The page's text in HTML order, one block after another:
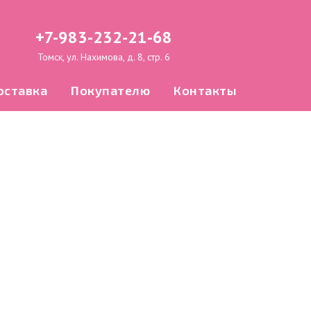
+7-983-232-21-68
Томск, ул. Нахимова, д. 8, стр. 6
Покупателю Контакты